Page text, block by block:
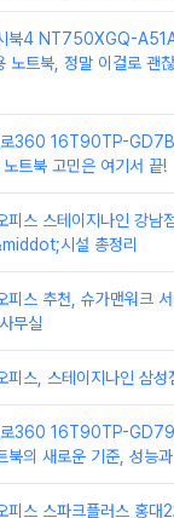
북4 NT750XGQ-
노트북, 정말 이걸로 괜
로360 16T90TP-
트북 고민은 여기서 끝!
피스 스테이지나인 강남
시설 총정리
피스 추천, 슈가맨워크
무실
피스, 스테이지나인 삼성
로360 16T90TP-
북의 새로운 기준, 성능
피스 스파크플러스 홍대